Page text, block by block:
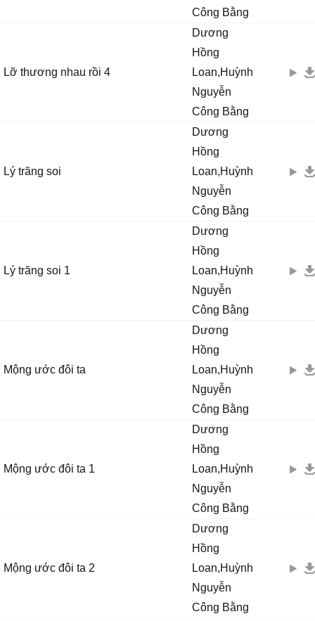
Công Bằng
Lỡ thương nhau rồi 4
Dương
Hồng
Loan,Huỳnh
Nguyễn
Công Bằng
Lý trăng soi
Dương
Hồng
Loan,Huỳnh
Nguyễn
Công Bằng
Lý trăng soi 1
Dương
Hồng
Loan,Huỳnh
Nguyễn
Công Bằng
Mộng ước đôi ta
Dương
Hồng
Loan,Huỳnh
Nguyễn
Công Bằng
Mộng ước đôi ta 1
Dương
Hồng
Loan,Huỳnh
Nguyễn
Công Bằng
Mộng ước đôi ta 2
Dương
Hồng
Loan,Huỳnh
Nguyễn
Công Bằng